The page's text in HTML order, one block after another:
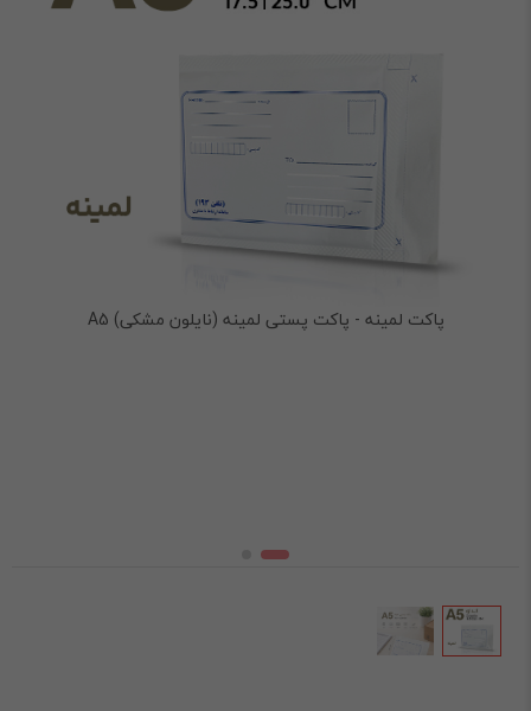
پاکت لمینه - پاکت پستی لمینه (نایلون مشکی) A5